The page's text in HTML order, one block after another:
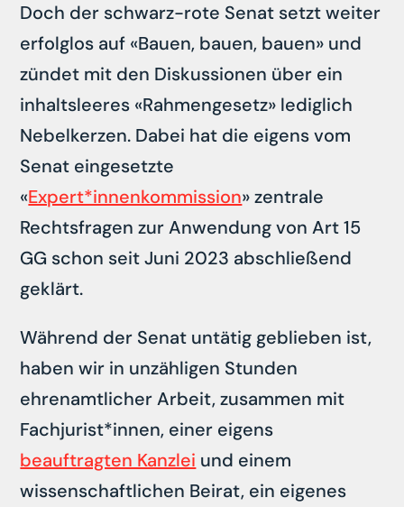
Doch der schwarz-rote Senat setzt weiter
erfolglos auf «Bauen, bauen, bauen» und
zündet mit den Diskussionen über ein
inhaltsleeres «Rahmengesetz» lediglich
Nebelkerzen. Dabei hat die eigens vom
Senat eingesetzte
«Expert*innenkommission» zentrale
Rechtsfragen zur Anwendung von Art 15
GG schon seit Juni 2023 abschließend
geklärt.
Während der Senat untätig geblieben ist,
haben wir in unzähligen Stunden
ehrenamtlicher Arbeit, zusammen mit
Fachjurist*innen, einer eigens
beauftragten Kanzlei und einem
wissenschaftlichen Beirat, ein eigenes